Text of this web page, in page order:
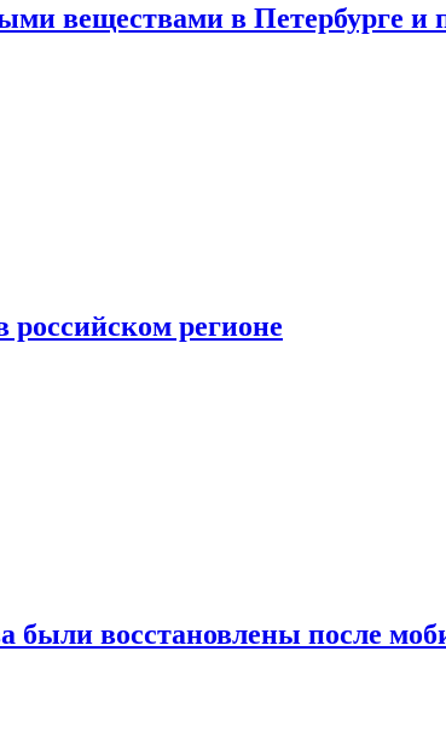
веществами в Петербурге
регионе
были восстановлены после